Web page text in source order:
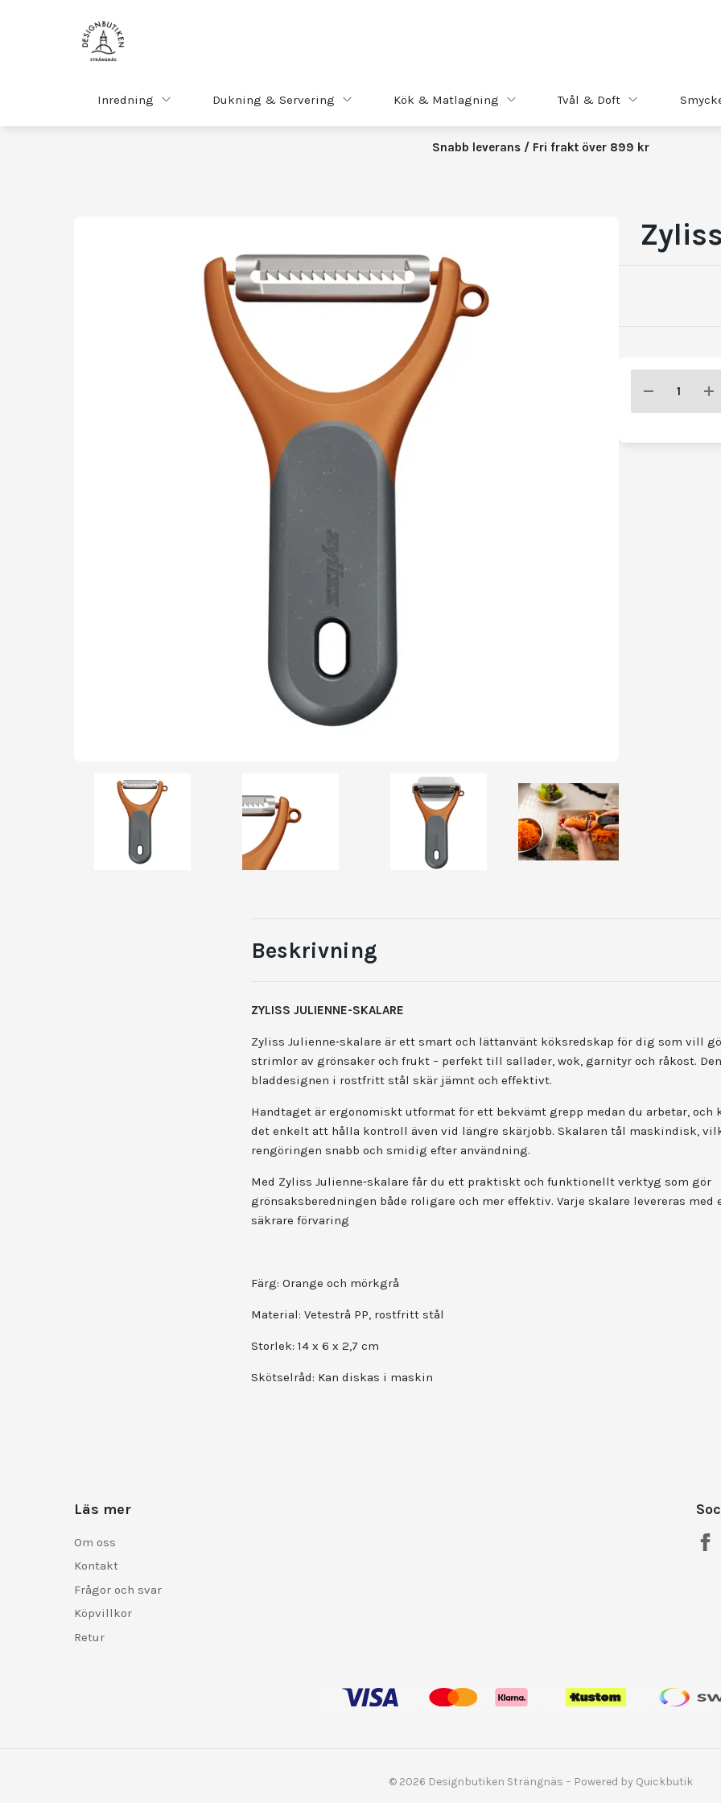
Inredning Dukning & Servering Kök & Matlagning Tvål & Doft
Snabb leverans / Fri frakt över 899 kr
Beskrivning
ZYLISS JULIENNE-SKALARE
Zyliss Julienne‑skalare är ett smart och lättanvänt köksredskap för dig som vill
strimlor av grönsaker och frukt – perfekt till sallader, wok, garnityr och råkost.
bladdesignen i rostfritt stål skär jämnt och effektivt.
Handtaget är ergonomiskt utformat för ett bekvämt grepp medan du arbetar, och
det enkelt att hålla kontroll även vid längre skärjobb. Skalaren tål maskindisk,
rengöringen snabb och smidig efter användning.
Med Zyliss Julienne‑skalare får du ett praktiskt och funktionellt verktyg som gör
grönsaksberedningen både roligare och mer effektiv. Varje skalare levereras med
säkrare förvaring
Färg: Orange och mörkgrå
Material: Vetestrå PP, rostfritt stål
Storlek: 14 x 6 x 2,7 cm
Skötselråd: Kan diskas i maskin
Läs mer
Om oss
Kontakt
Frågor och svar
Köpvillkor
Retur
© 2026 Designbutiken Strängnäs – Powered by Quickbutik